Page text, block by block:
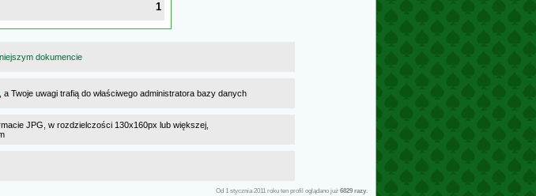
1
dokumencie
, a Twoje uwagi trafią do właściwego administratora bazy danych
JPG, w rozdzielczości 130x160px lub większej,
Od 1 stycznia 2011 roku ten profil oglądano już 6829 razy.